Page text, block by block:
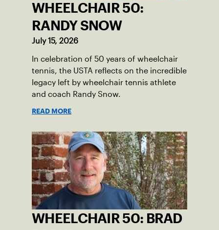
WHEELCHAIR 50:
RANDY SNOW
July 15, 2026
In celebration of 50 years of wheelchair
tennis, the USTA reflects on the incredible
legacy left by wheelchair tennis athlete
and coach Randy Snow.
READ MORE
WHEELCHAIR 50: BRAD